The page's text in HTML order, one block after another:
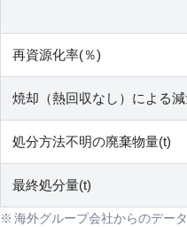
再資源化率(％)
焼却（熱回収なし）による
処分方法不明の廃棄物量(t)
最終処分量(t)
海外グループ会社からのデー